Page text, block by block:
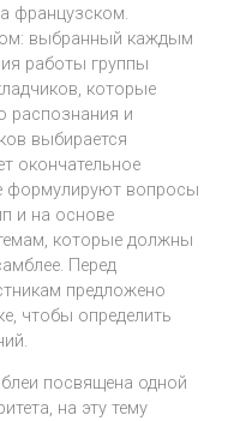
французском.
выбранный каждым
работы группы
которые
распознания и
выбирается
окончательное
формулируют вопросы
и на основе
которые должны
Перед
предложено
чтобы определить
посвящена одной
на эту тему